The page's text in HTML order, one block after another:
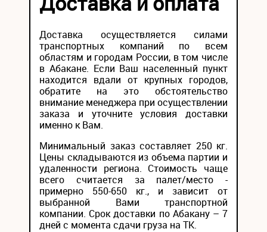
Доставка осуществляется силами
транспортных компаний по всем
областям и городам России, в том числе
в Абакане. Если Ваш населенный пункт
находится вдали от крупных городов,
обратите на это обстоятельство
внимание менеджера при осуществлении
заказа и уточните условия доставки
именно к Вам.
Минимальный заказ составляет 250 кг.
Цены складываются из объема партии и
удаленности региона. Стоимость чаще
всего считается за палет/место -
примерно 550-650 кг., и зависит от
выбранной Вами транспортной
компании. Срок доставки по Абакану – 7
дней с момента сдачи груза на ТК.